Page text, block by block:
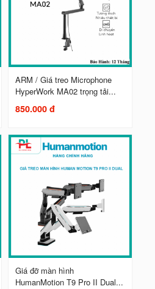
ARM / Giá treo Microphone
HyperWork MA02 trọng tải...
850.000 đ
Giá đỡ màn hình
HumanMotion T9 Pro II Dual...